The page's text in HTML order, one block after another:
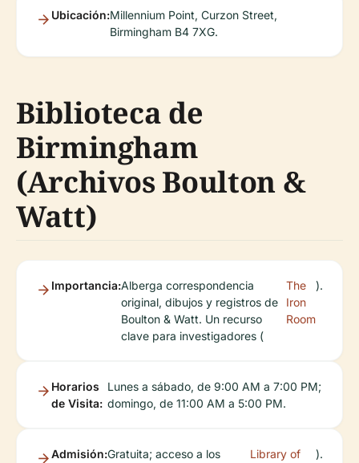
Ubicación:Millennium Point, Curzon Street,
Birmingham B4 7XG.
Biblioteca de
Birmingham
(Archivos Boulton &
Watt)
Importancia:Alberga correspondencia
original, dibujos y registros de
Boulton & Watt. Un recurso
clave para investigadores (
The
Iron
Room
).
Horarios
de Visita:
Lunes a sábado, de 9:00 AM a 7:00 PM;
domingo, de 11:00 AM a 5:00 PM.
Admisión:Gratuita; acceso a los
Library of
).